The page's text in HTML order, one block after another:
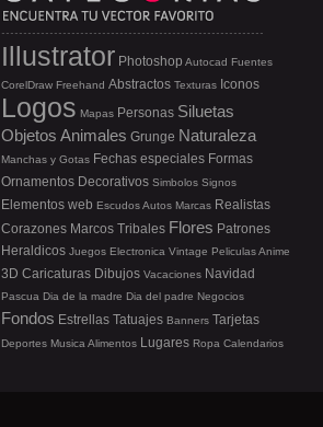
Illustrator Photoshop Autocad Fuentes
CorelDraw Freehand Abstractos Texturas Iconos
Logos Mapas Personas Siluetas
Objetos Animales Grunge Naturaleza
Manchas y Gotas Fechas especiales Formas
Ornamentos Decorativos Simbolos Signos
Elementos web EscudosAutos Marcas Realistas
Corazones Marcos Tribales Flores Patrones
Heraldicos Juegos Electronica Vintage PeliculasAnime
3D Caricaturas Dibujos Vacaciones Navidad
Pascua Dia de la madre Dia del padre Negocios
Fondos Estrellas Tatuajes Banners Tarjetas
Deportes Musica Alimentos Lugares Ropa Calendarios